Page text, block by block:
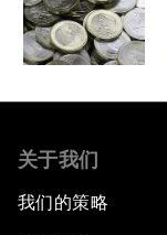
关于我们
我们的策略